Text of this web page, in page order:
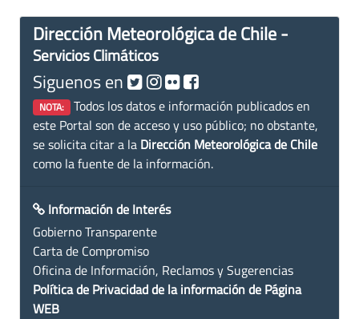
Dirección Meteorológica de Chile -
Servicios Climáticos
Siguenos en
NOTA: Todos los datos e información publicados en
este Portal son de acceso y uso público; no obstante,
se solicita citar a la Dirección Meteorológica de Chile
como la fuente de la información.
Información de Interés
Gobierno Transparente
Carta de Compromiso
Oficina de Información, Reclamos y Sugerencias
Política de Privacidad de la información de Página
WEB